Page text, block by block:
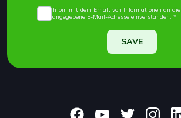
Ich bin mit dem Erhalt von Informationen an die
angegebene E-Mail-Adresse einverstanden. *
SAVE